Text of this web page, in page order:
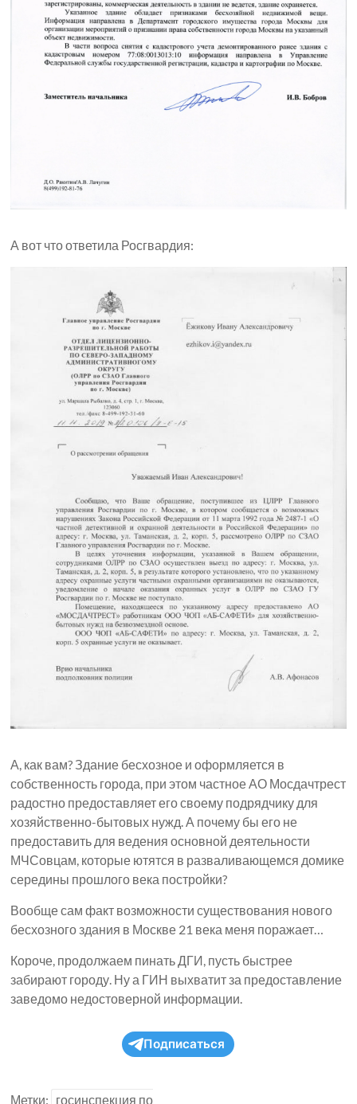
А вот что ответила Росгвардия:
А, как вам? Здание бесхозное и оформляется в
собственность города, при этом частное АО Мосдачтрест
радостно предоставляет его своему подрядчику для
хозяйственно-бытовых нужд. А почему бы его не
предоставить для ведения основной деятельности
МЧСовцам, которые ютятся в разваливающемся домике
середины прошлого века постройки?
Вообще сам факт возможности существования нового
бесхозного здания в Москве 21 века меня поражает…
Короче, продолжаем пинать ДГИ, пусть быстрее
забирают городу. Ну а ГИН выхватит за предоставление
заведомо недостоверной информации.
Подписаться
Метки: госинспекция по